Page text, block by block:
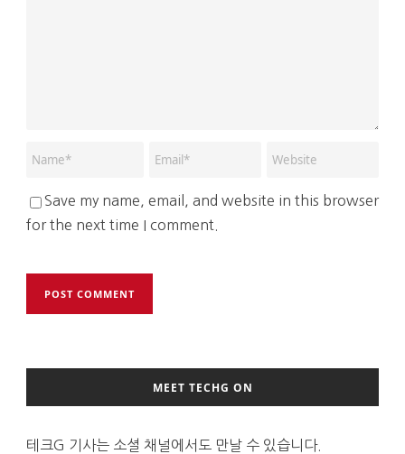
Save my name, email, and website in this browser
for the next time I comment.
MEET TECHG ON
테크G 기사는 소셜 채널에서도 만날 수 있습니다.